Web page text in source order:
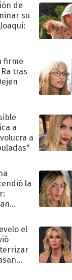
de
su
firme
tras
a
a
la
el